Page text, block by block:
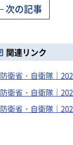
次の記事
関連リンク
防衛省・自衛隊｜
防衛省・自衛隊｜
防衛省・自衛隊｜